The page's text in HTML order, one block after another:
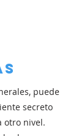
puede
secreto
otro nivel.